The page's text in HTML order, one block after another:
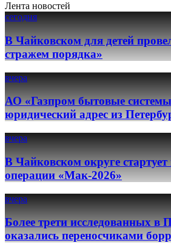
Лента новостей
сегодня
В Чайковском для детей
стражем порядка»
вчера
АО «Газпром бытовые
юридический адрес из
вчера
В Чайковском округе стартует
операции «Мак-2026»
вчера
Более трети исследованных в
оказались переносчиками